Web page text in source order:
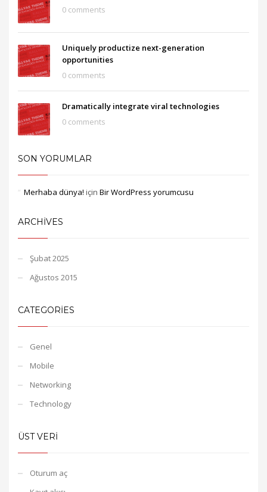
0 comments
Uniquely productize next-generation
opportunities
0 comments
Dramatically integrate viral technologies
0 comments
SON YORUMLAR
Merhaba dünya! için Bir WordPress yorumcusu
ARCHIVES
Şubat 2025
Ağustos 2015
CATEGORIES
Genel
Mobile
Networking
Technology
ÜST VERI
Oturum aç